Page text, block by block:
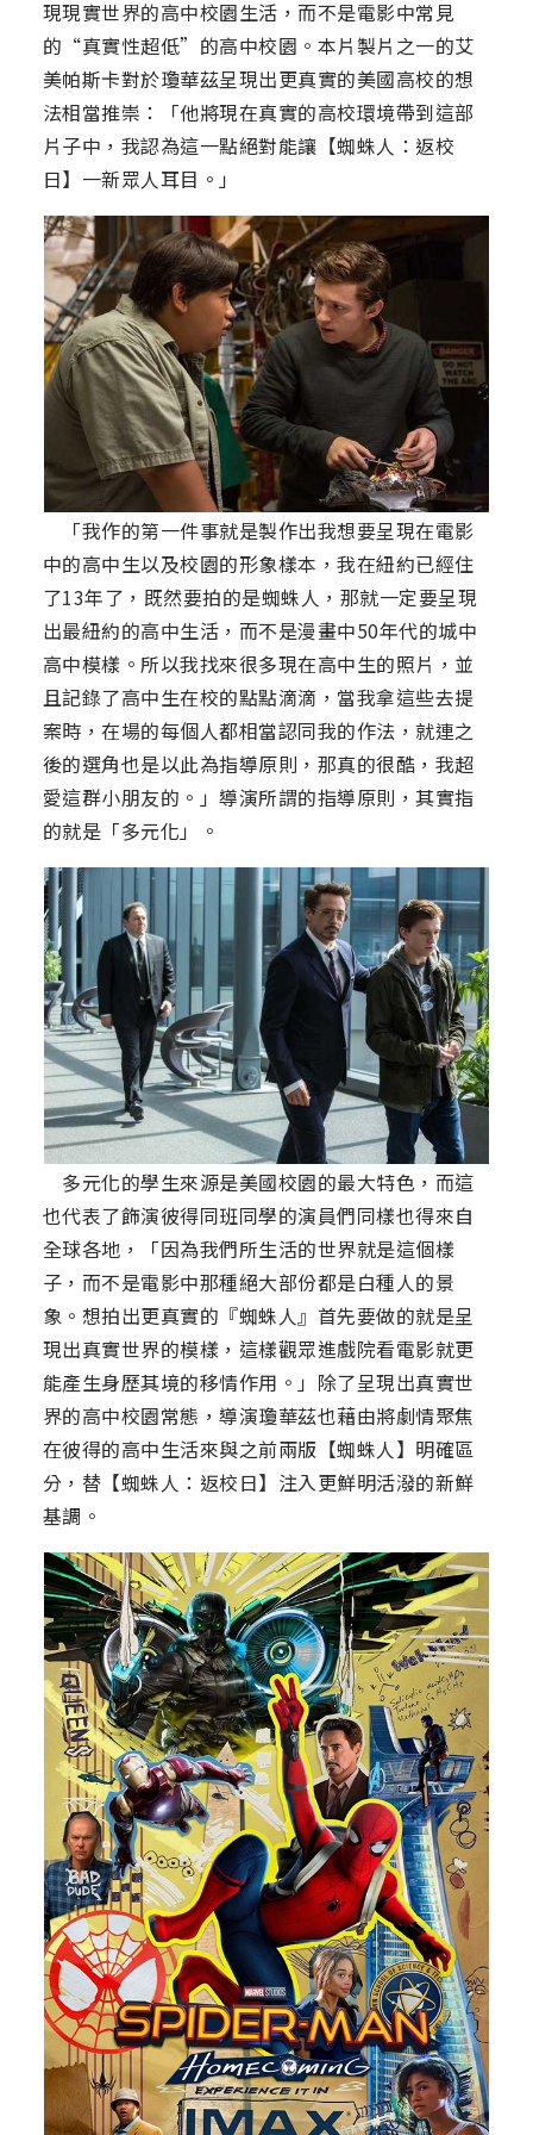
現現實世界的高中校園生活，而不是電影中常見
的“真實性超低”的高中校園。本片製片之一的艾
美帕斯卡對於瓊華茲呈現出更真實的美國高校的想
法相當推崇：「他將現在真實的高校環境帶到這部
片子中，我認為這一點絕對能讓【蜘蛛人：返校
日】一新眾人耳目。」
「我作的第一件事就是製作出我想要呈現在電影
中的高中生以及校園的形象樣本，我在紐約已經住
了13年了，既然要拍的是蜘蛛人，那就一定要呈現
出最紐約的高中生活，而不是漫畫中50年代的城中
高中模樣。所以我找來很多現在高中生的照片，並
且記錄了高中生在校的點點滴滴，當我拿這些去提
案時，在場的每個人都相當認同我的作法，就連之
後的選角也是以此為指導原則，那真的很酷，我超
愛這群小朋友的。」導演所謂的指導原則，其實指
的就是「多元化」。
多元化的學生來源是美國校園的最大特色，而這
也代表了飾演彼得同班同學的演員們同樣也得來自
全球各地，「因為我們所生活的世界就是這個樣
子，而不是電影中那種絕大部份都是白種人的景
象。想拍出更真實的『蜘蛛人』首先要做的就是呈
現出真實世界的模樣，這樣觀眾進戲院看電影就更
能產生身歷其境的移情作用。」除了呈現出真實世
界的高中校園常態，導演瓊華茲也藉由將劇情聚焦
在彼得的高中生活來與之前兩版【蜘蛛人】明確區
分，替【蜘蛛人：返校日】注入更鮮明活潑的新鮮
基調。